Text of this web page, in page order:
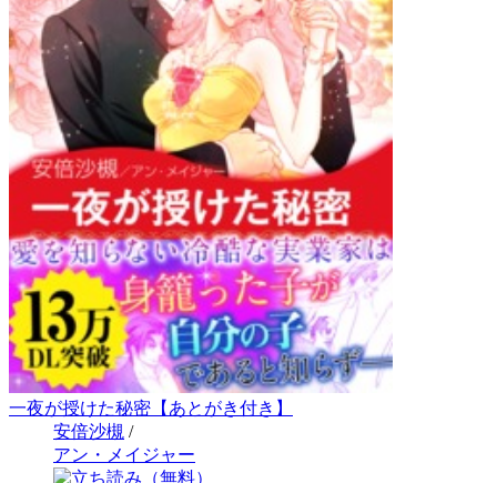
一夜が授けた秘密【あとがき付き】
安倍沙槻 /
アン・メイジャー